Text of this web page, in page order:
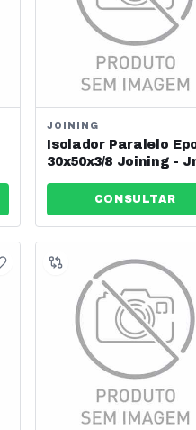
JOINING
Isolador Paralelo
30x50x3/8 Joining -
CONSULTAR